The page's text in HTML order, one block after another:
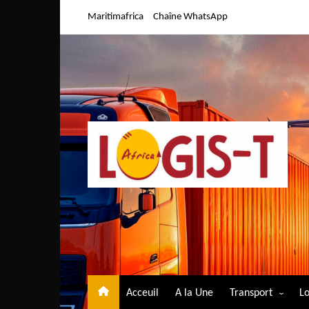
Maritimafrica Chaîne WhatsApp
Acceuil A la Une Transport